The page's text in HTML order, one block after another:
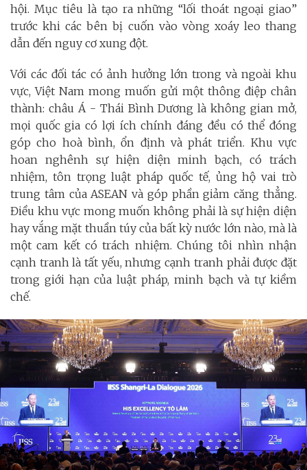
hội. Mục tiêu là tạo ra những “lối thoát ngoại giao”
trước khi các bên bị cuốn vào vòng xoáy leo thang
dẫn đến nguy cơ xung đột.
Với các đối tác có ảnh hưởng lớn trong và ngoài khu
vực, Việt Nam mong muốn gửi một thông điệp chân
thành: châu Á - Thái Bình Dương là không gian mở,
mọi quốc gia có lợi ích chính đáng đều có thể đóng
góp cho hoà bình, ổn định và phát triển. Khu vực
hoan nghênh sự hiện diện minh bạch, có trách
nhiệm, tôn trọng luật pháp quốc tế, ủng hộ vai trò
trung tâm của ASEAN và góp phần giảm căng thẳng.
Điều khu vực mong muốn không phải là sự hiện diện
hay vắng mặt thuần túy của bất kỳ nước lớn nào, mà là
một cam kết có trách nhiệm. Chúng tôi nhìn nhận
cạnh tranh là tất yếu, nhưng cạnh tranh phải được đặt
trong giới hạn của luật pháp, minh bạch và tự kiềm
chế.